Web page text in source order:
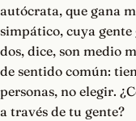
autócrata, que gana
simpático, cuya
dos, dice, son medio
de sentido común:
personas, no elegir.
a través de tu gente?